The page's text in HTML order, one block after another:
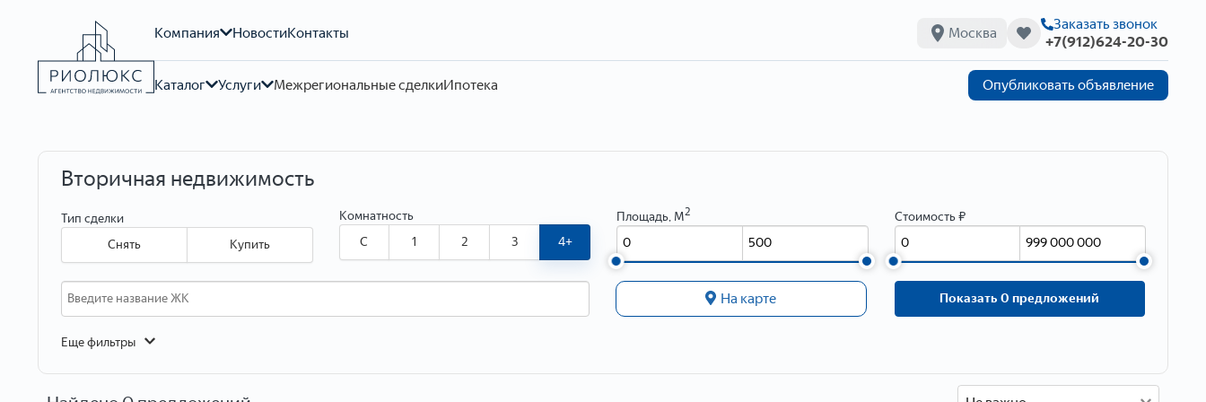
Компания НовостиКонтакты Москва
Заказать звонок
+7(912)624-20-30
Каталог Услуги Межрегиональные сделкиИпотека Опубликовать объявление
Вторичная недвижимость
Тип сделки
Снять
Купить
Комнатность
C
1 2 3 4+
Площадь, М2 Стоимость ₽
На карте Показать 0 предложений
Еще фильтры